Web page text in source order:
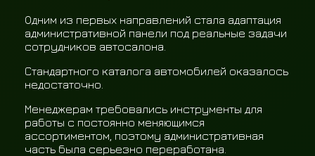
Одним из первых направлений стала адаптация
административной панели под реальные задачи
сотрудников автосалона.
Стандартного каталога автомобилей оказалось
недостаточно.
Менеджерам требовались инструменты для
работы с постоянно меняющимся
ассортиментом, поэтому административная
часть была серьезно переработана.